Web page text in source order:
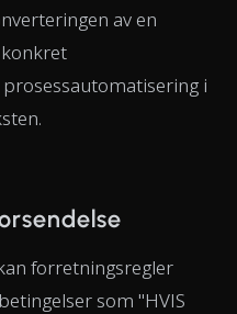
av en
i
forretningsregler
som "HVIS